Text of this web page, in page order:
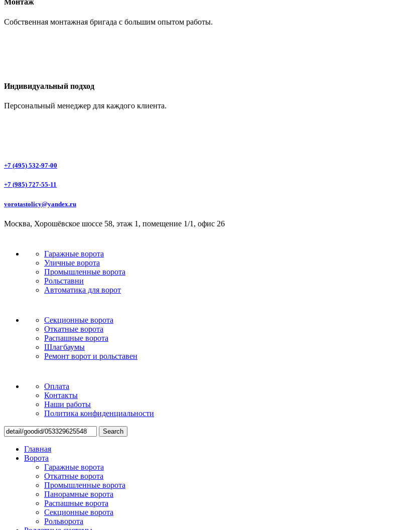
Монтаж
Собственная монтажная бригада с большим опытом работы.
Индивидуальный подход
Персональный менеджер для каждого клиента.
+7 (495) 532-97-00
+7 (985) 727-55-11
vorotastolicy@yandex.ru
Москва, Хорошёвское шоссе 58, этаж 1, помещение 1/1, офис 26
Гаражные ворота
Уличные ворота
Промышленные ворота
Рольставни
Автоматика для ворот
Секционные ворота
Откатные ворота
Распашные ворота
Шлагбаумы
Ремонт ворот и рольставен
Оплата
Контакты
Наши работы
Политика конфиденциальности
Search
Главная
Ворота
Гаражные ворота
Откатные ворота
Промышленные ворота
Панорамные ворота
Распашные ворота
Секционные ворота
Рольворота